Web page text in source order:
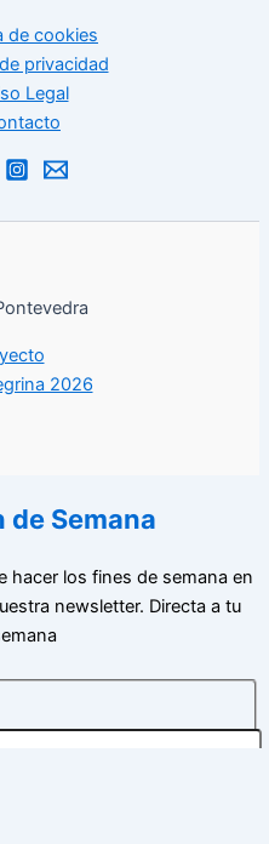
de cookies
privacidad
Legal
2026
de Semana
hacer los fines de semana en
newsletter. Directa a tu